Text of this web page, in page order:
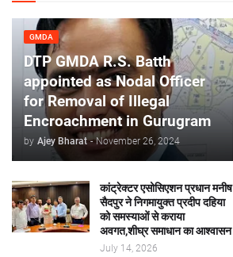
GMDA
DTP GMDA R.S. Batth
appointed as Nodal Officer
for Removal of Illegal
Encroachment in Gurugram
by Ajey Bharat - November 26, 2024
कांट्रेक्टर एसोसिएशन प्रधान मनीष
सैदपुर ने निगमायुक्त प्रदीप दहिया
को समस्याओं से कराया
अवगत,शीघ्र समाधान का आश्वासन
July 14, 2026